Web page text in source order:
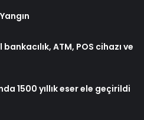
ATM, POS cihazı ve
1500 yıllık eser ele geçirildi